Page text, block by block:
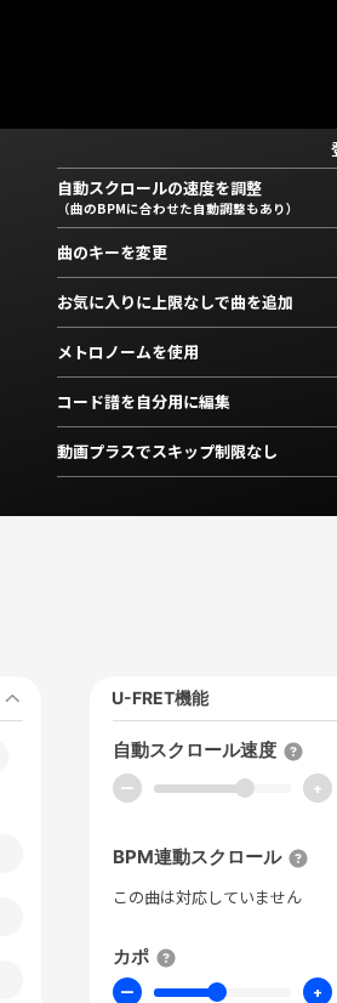
自動スクロールの速度を調整
（曲のBPMに合わせた自動調整もあり）
曲のキーを変更
お気に入りに上限なしで曲を追加
メトロノームを使用
コード譜を自分用に編集
動画プラスでスキップ制限なし
U-FRET機能
自動スクロール速度
ー +
BPM連動スクロール
この曲は対応していません
カポ
ー +